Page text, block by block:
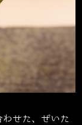
せた、ぜいた